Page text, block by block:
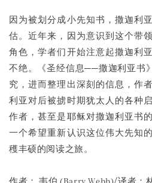
因为被划分成小先知书，撒迦利
估。近年来，因为意识到这个带
角色，学者们开始注意起撒迦利
不绝。《圣经信息──撒迦利亚书
究，进而整理出深刻的信息，作
利亚对后被掳时期犹太人的各种
作者，甚至是耶稣对撒迦利亚书
一个希望重新认识这位伟大先知
穫丰硕的阅读之旅。